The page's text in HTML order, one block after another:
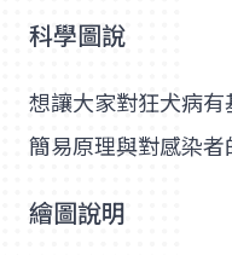
科學圖說
想讓大家對狂犬病
簡易原理與對感染者
繪圖說明